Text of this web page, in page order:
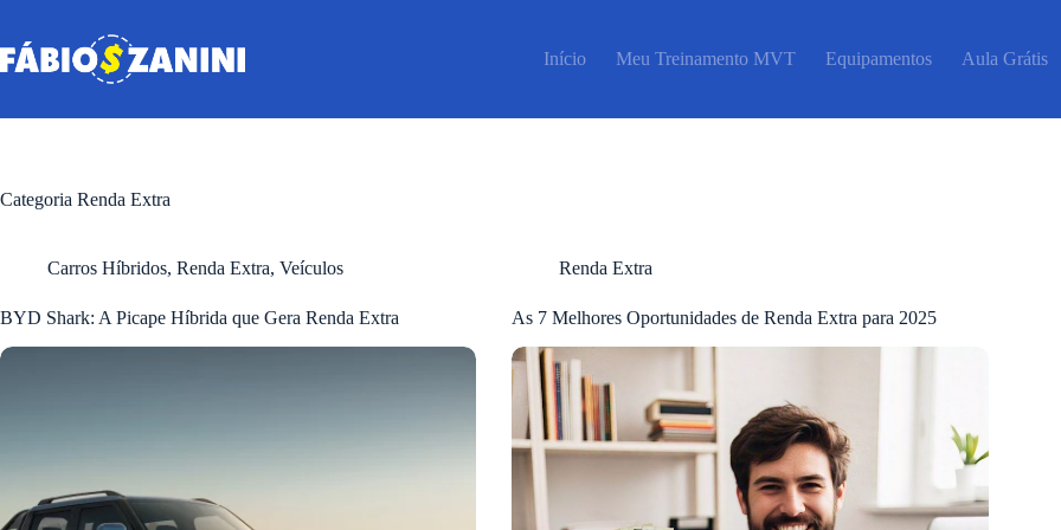
o
conteúdo
Início Meu Treinamento MVT Equipamentos Aula Grátis
Categoria Renda Extra
Carros Híbridos, Renda Extra, Veículos
BYD Shark: A Picape Híbrida que Gera Renda Extra
Renda Extra
As 7 Melhores Oportunidades de Renda Extra para 2025